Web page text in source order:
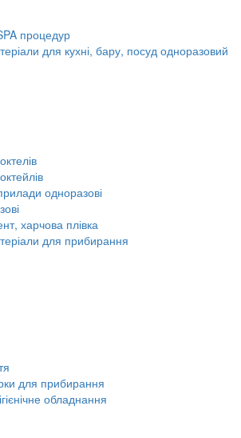
процедур
для кухні, бару, посуд одноразовий
одноразові
харчова плівка
для прибирання
для прибирання
обладнання